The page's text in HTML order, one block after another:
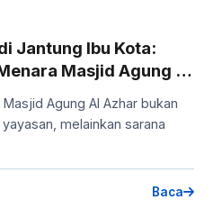
Jantung Ibu Kota:
Masjid Agung Al
Agung Al Azhar bukan
melainkan sarana
Baca